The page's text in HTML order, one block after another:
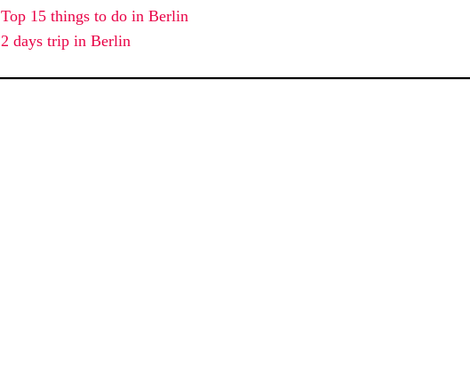
Top 15 things to do in Berlin
2 days trip in Berlin